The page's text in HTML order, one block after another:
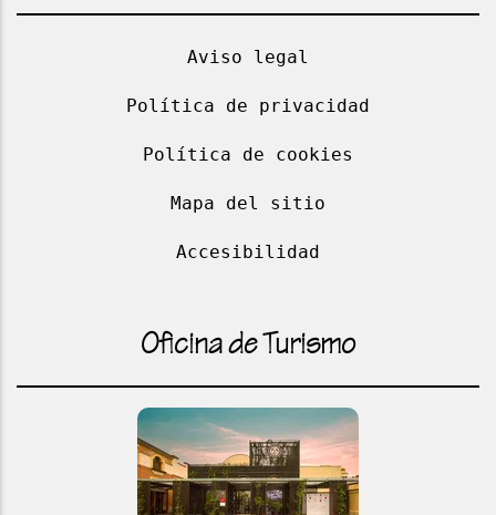
Aviso legal
Política de privacidad
Política de cookies
Mapa del sitio
Accesibilidad
Oficina de Turismo